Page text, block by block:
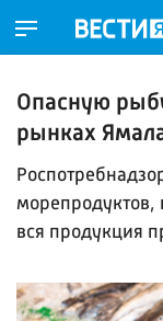
Опасную
рынках
морепродуктов,
вся продукция